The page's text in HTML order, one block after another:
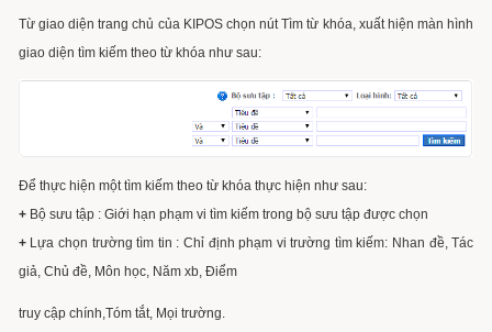
Từ giao diện trang chủ của KIPOS chọn nút Tìm từ khóa, xuất hiện màn hình
giao diện tìm kiếm theo từ khóa như sau:
Để thực hiện một tìm kiếm theo từ khóa thực hiện như sau:
+Bộ sưu tập : Giới hạn phạm vi tìm kiếm trong bộ sưu tập được chọn
+Lựa chọn trường tìm tin : Chỉ định phạm vi trường tìm kiếm: Nhan đề, Tác
giả, Chủ đề, Môn học, Năm xb, Điểm
truy cập chính,Tóm tắt, Mọi trường.